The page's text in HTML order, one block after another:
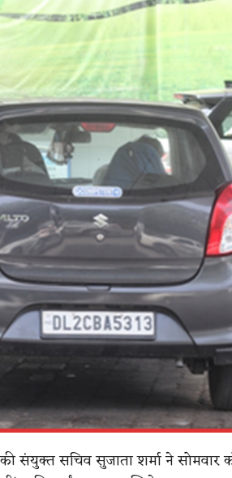
संयुक्त सचिव सुजाता शर्मा ने सोमवार